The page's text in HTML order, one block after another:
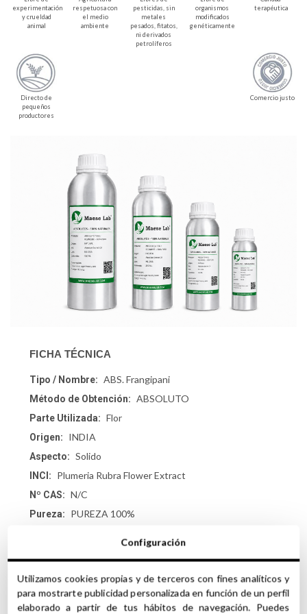
experimentación
y crueldad
animal
respetuosa con
el medio
ambiente
pesticidas, sin
metales
pesados, fitatos,
ni derivados
petrolíferos
organismos
modificados
genéticamente
terapéutica
Directo de
pequeños
productores
Comercio justo
FICHA TÉCNICA
Tipo / Nombre: ABS. Frangipani
Método de Obtención: ABSOLUTO
Parte Utilizada: Flor
Origen: INDIA
Aspecto: Solido
INCI: Plumeria Rubra Flower Extract
Nº CAS: N/C
Pureza: PUREZA 100%
Configuración
Utilizamos cookies propias y de terceros con fines analíticos y
para mostrarte publicidad personalizada en función de un perfil
elaborado a partir de tus hábitos de navegación. Puedes